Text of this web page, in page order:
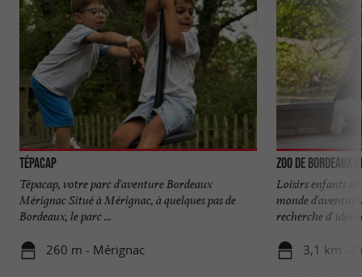
Tépacap
Tépacap, votre parc d'aventure Bordeaux
Mérignac Situé à Mérignac, à quelques pas de
Bordeaux, le parc ...
260 m - Mérignac
Zoo de Bordeaux
Loisirs enfants au
monde
recherche d' idées
3,1 km -